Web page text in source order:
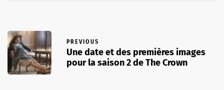
PREVIOUS
Une date et des premières images
pour la saison 2 de The Crown